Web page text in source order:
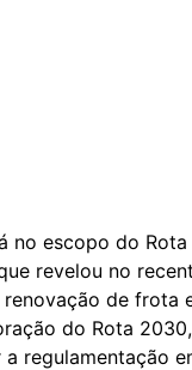
no escopo do
revelou no
de frota
do Rota
regulamentação